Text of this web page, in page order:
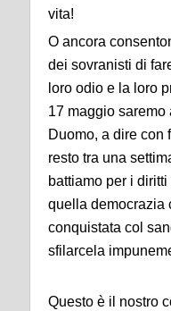
vita!
O ancora
dei sovranisti di
loro odio e la loro
17 maggio saremo
Duomo, a dire con
resto tra una
battiamo per i diritti
quella democrazia
conquistata col
sfilarcela
Questo è il nostro